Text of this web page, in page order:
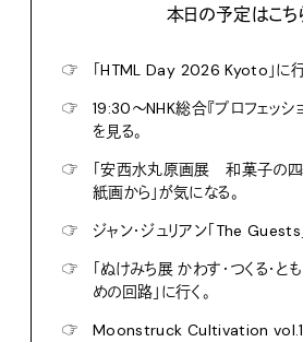
本日の予定はこち
☞
「HTML Day 2026 Kyoto」に行
☞
19:30〜NHK総合『プロフェッシ
を見る。
☞
「安西水丸原画展 和菓子の四
紙画から」が気になる。
☞
ジャン・ジュリアン「The Guests
☞
「ぬけみち展 かわす・つくる・
めの回路」に行く。
☞
Moonstruck Cultivation vol.1